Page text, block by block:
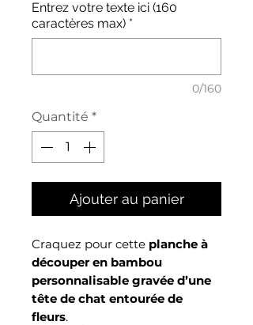
Entrez votre texte ici (160
caractères max) *
0/160
Quantité *
Ajouter au panier
Craquez pour cette planche à
découper en bambou
personnalisable gravée d’une
tête de chat entourée de
fleurs.